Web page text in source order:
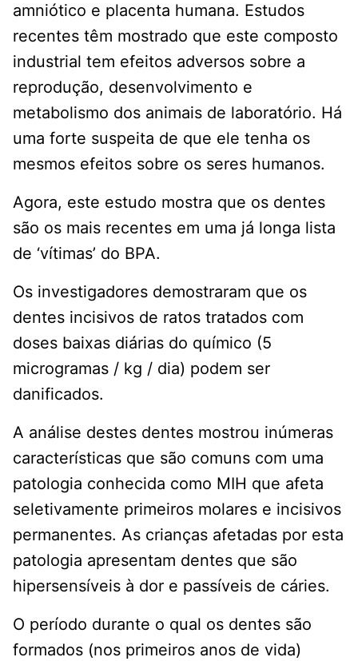
amniótico e placenta humana. Estudos
recentes têm mostrado que este composto
industrial tem efeitos adversos sobre a
reprodução, desenvolvimento e
metabolismo dos animais de laboratório. Há
uma forte suspeita de que ele tenha os
mesmos efeitos sobre os seres humanos.
Agora, este estudo mostra que os dentes
são os mais recentes em uma já longa lista
de ‘vítimas’ do BPA.
Os investigadores demostraram que os
dentes incisivos de ratos tratados com
doses baixas diárias do químico (5
microgramas / kg / dia) podem ser
danificados.
A análise destes dentes mostrou inúmeras
características que são comuns com uma
patologia conhecida como MIH que afeta
seletivamente primeiros molares e incisivos
permanentes. As crianças afetadas por esta
patologia apresentam dentes que são
hipersensíveis à dor e passíveis de cáries.
O período durante o qual os dentes são
formados (nos primeiros anos de vida)